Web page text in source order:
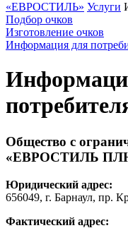
«ЕВРОСТИЛЬ» Услуги
Подбор очков
Изготовление очков
Информация для
Общество с
«ЕВРОСТИЛЬ
Юридический адрес:
656049, г. Барнаул, пр.
Фактический адрес: